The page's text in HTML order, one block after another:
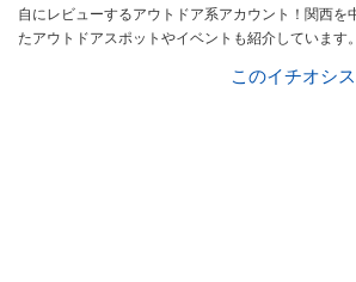
自にレビューするアウトドア系アカウント！関西を
たアウトドアスポットやイベントも紹介しています
ば、ぜひ覗きに来てください！お待ちしています！
このイチオシ